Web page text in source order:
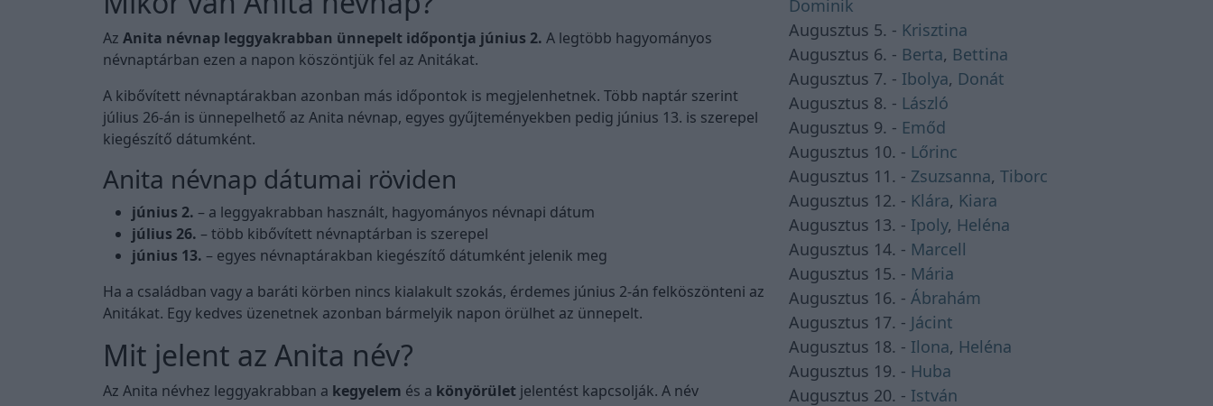
Az Anita névnap leggyakrabban ünnepelt időpontja június 2. A legtöbb hagyományos
névnaptárban ezen a napon köszöntjük fel az Anitákat.
A kibővített névnaptárakban azonban más időpontok is megjelenhetnek. Több naptár szerint
július 26-án is ünnepelhető az Anita névnap, egyes gyűjteményekben pedig június 13. is szerepel
kiegészítő dátumként.
Anita névnap dátumai röviden
június 2. – a leggyakrabban használt, hagyományos névnapi dátum
július 26. – több kibővített névnaptárban is szerepel
június 13. – egyes névnaptárakban kiegészítő dátumként jelenik meg
Ha a családban vagy a baráti körben nincs kialakult szokás, érdemes június 2-án felköszönteni az
Anitákat. Egy kedves üzenetnek azonban bármelyik napon örülhet az ünnepelt.
Mit jelent az Anita név?
Az Anita névhez leggyakrabban a kegyelem és a könyörület jelentést kapcsolják. A név
Dominik
Augusztus 5. - Krisztina
Augusztus 6. - Berta, Bettina
Augusztus 7. - Ibolya, Donát
Augusztus 8. - László
Augusztus 9. - Emőd
Augusztus 10. - Lőrinc
Augusztus 11. - Zsuzsanna, Tiborc
Augusztus 12. - Klára, Kiara
Augusztus 13. - Ipoly, Heléna
Augusztus 14. - Marcell
Augusztus 15. - Mária
Augusztus 16. - Ábrahám
Augusztus 17. - Jácint
Augusztus 18. - Ilona, Heléna
Augusztus 19. - Huba
Augusztus 20. - István